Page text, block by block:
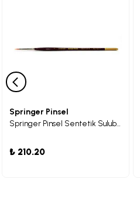
Springer Pinsel
Springer Pinsel Sentetik Suluboya Fırçası 00
₺ 210.20